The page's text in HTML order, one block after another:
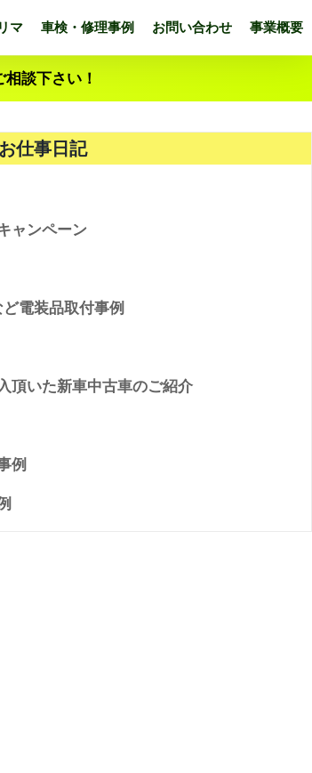
マ 車検・修理事例 お問い合わせ 事業概要
談下さい！
仕事日記
ャンペーン
電装品取付事例
頂いた新車中古車のご紹介
例